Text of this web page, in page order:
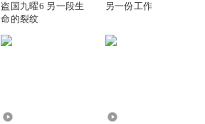
盗国九曜6 另一段生
命的裂纹
另一份工作